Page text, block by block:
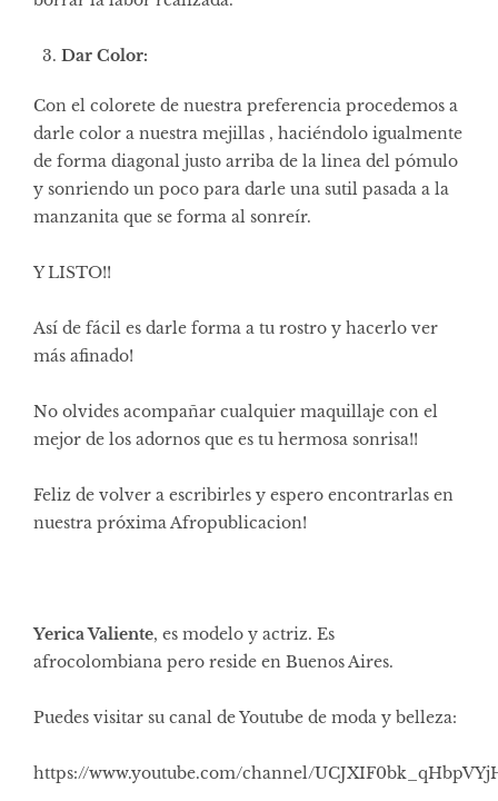
Dar Color:
Con el colorete de nuestra preferencia procedemos a
darle color a nuestra mejillas , haciéndolo igualmente
de forma diagonal justo arriba de la linea del pómulo
y sonriendo un poco para darle una sutil pasada a la
manzanita que se forma al sonreír.
Y LISTO!!
Así de fácil es darle forma a tu rostro y hacerlo ver
más afinado!
No olvides acompañar cualquier maquillaje con el
mejor de los adornos que es tu hermosa sonrisa!!
Feliz de volver a escribirles y espero encontrarlas en
nuestra próxima Afropublicacion!
Yerica Valiente, es modelo y actriz. Es
afrocolombiana pero reside en Buenos Aires.
Puedes visitar su canal de Youtube de moda y belleza:
https://www.youtube.com/channel/